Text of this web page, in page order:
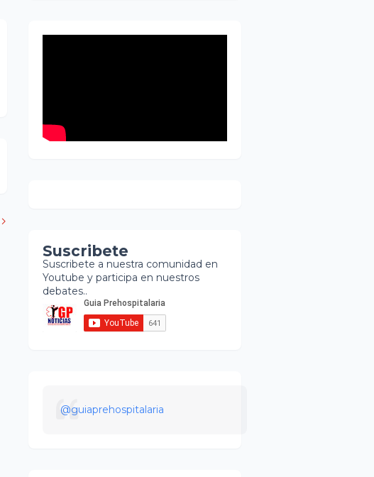
Suscribete
Suscribete a nuestra comunidad en
Youtube y participa en nuestros
debates..
@guiaprehospitalaria